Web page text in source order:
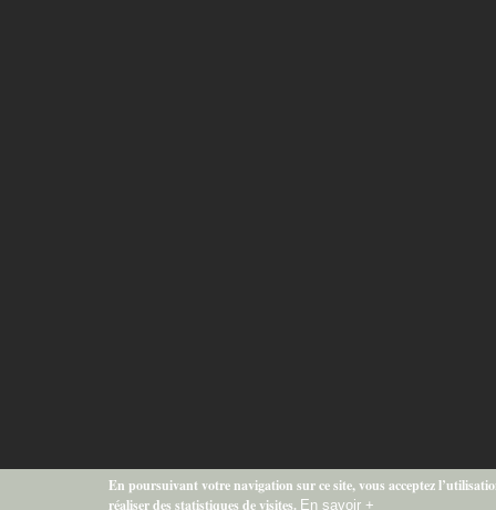
En poursuivant votre navigation sur ce site, vous acceptez
réaliser des statistiques de visites. En savoir +